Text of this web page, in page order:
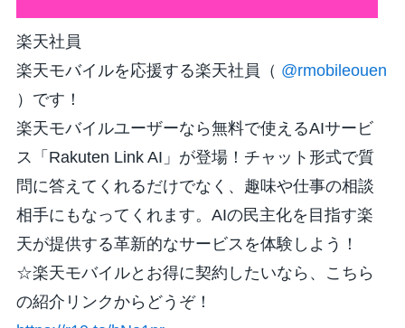
楽天社員
楽天モバイルを応援する楽天社員（ @rmobileouen
）です！
楽天モバイルユーザーなら無料で使えるAIサービ
ス「Rakuten Link AI」が登場！チャット形式で質
問に答えてくれるだけでなく、趣味や仕事の相談
相手にもなってくれます。AIの民主化を目指す楽
天が提供する革新的なサービスを体験しよう！
☆楽天モバイルとお得に契約したいなら、こちら
の紹介リンクからどうぞ！